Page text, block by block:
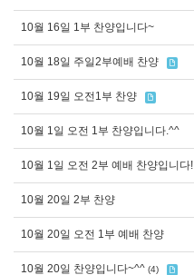
10월 16일 1부 찬양입니다~
10월 18일 주일2부예배 찬양
10월 19일 오전1부 찬양
10월 1일 오전 1부 찬양입니다.^^
10월 1일 오전 2부 예배 찬양입니다!
10월 20일 2부 찬양
10월 20일 오전 1부 예배 찬양
10월 20일 찬양입니다~^^ (4)